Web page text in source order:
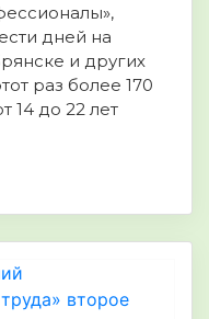
дней на
и других
раз более 170
14 до 22 лет